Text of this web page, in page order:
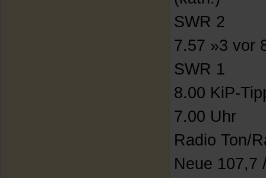
SWR 2
7.57 »3 vor
SWR 1
8.00 KiP-
7.00 Uhr
Radio Ton/
Neue 107,7